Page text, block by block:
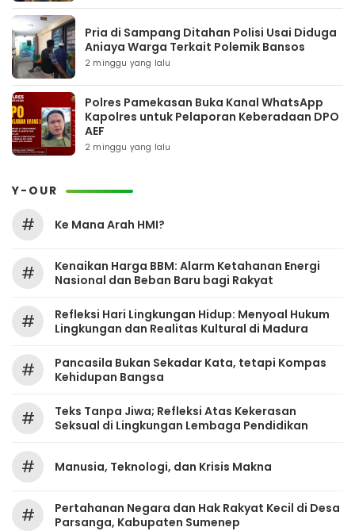
Pria di Sampang Ditahan Polisi Usai Diduga
Aniaya Warga Terkait Polemik Bansos
2 minggu yang lalu
Polres Pamekasan Buka Kanal WhatsApp
Kapolres untuk Pelaporan Keberadaan DPO
AEF
2 minggu yang lalu
Y-OUR
# Ke Mana Arah HMI?
#
Kenaikan Harga BBM: Alarm Ketahanan Energi
Nasional dan Beban Baru bagi Rakyat
#
Refleksi Hari Lingkungan Hidup: Menyoal Hukum
Lingkungan dan Realitas Kultural di Madura
#
Pancasila Bukan Sekadar Kata, tetapi Kompas
Kehidupan Bangsa
#
Teks Tanpa Jiwa; Refleksi Atas Kekerasan
Seksual di Lingkungan Lembaga Pendidikan
# Manusia, Teknologi, dan Krisis Makna
#
Pertahanan Negara dan Hak Rakyat Kecil di Desa
Parsanga, Kabupaten Sumenep